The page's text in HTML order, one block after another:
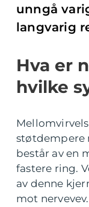
unngå
langvarig
Hva er
hvilke
støtdempere
består av en
fastere ring.
av denne
mot